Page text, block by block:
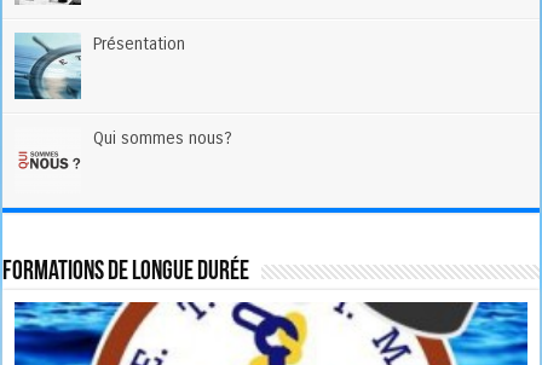
Présentation
Qui sommes nous?
Formations de longue durée